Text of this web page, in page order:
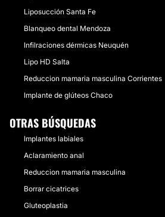
Liposucción Santa Fe
Blanqueo dental Mendoza
Infilraciones dérmicas Neuquén
Lipo HD Salta
Reduccion mamaria masculina Corrientes
Implante de glúteos Chaco
OTRAS BÚSQUEDAS
Implantes labiales
Aclaramiento anal
Reduccion mamaria masculina
Borrar cicatrices
Gluteoplastia